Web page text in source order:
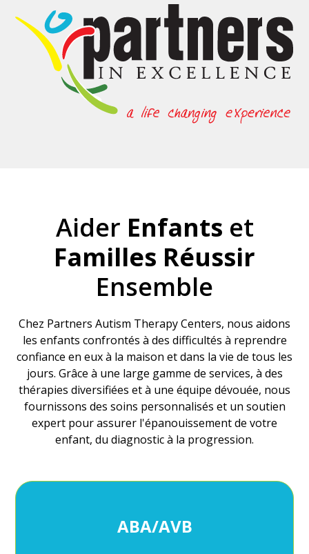
Aider Enfants et
Familles Réussir
Ensemble
Chez Partners Autism Therapy Centers, nous aidons
les enfants confrontés à des difficultés à reprendre
confiance en eux à la maison et dans la vie de tous les
jours. Grâce à une large gamme de services, à des
thérapies diversifiées et à une équipe dévouée, nous
fournissons des soins personnalisés et un soutien
expert pour assurer l'épanouissement de votre
enfant, du diagnostic à la progression.
ABA/AVB